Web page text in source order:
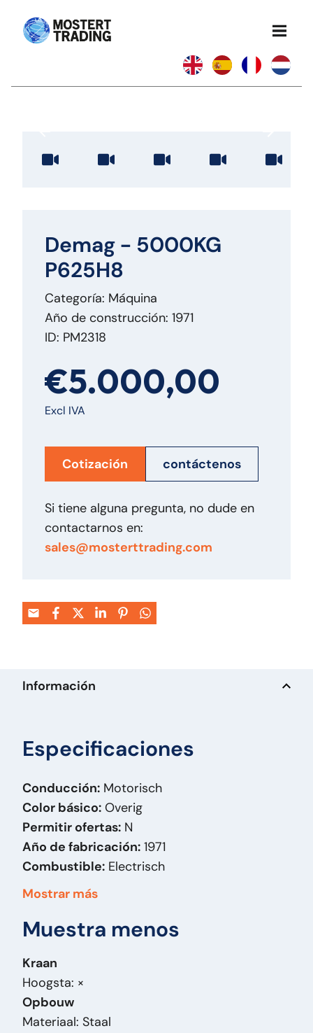
Demag - 5000KG
P625H8
Categoría: Máquina
Año de construcción: 1971
ID: PM2318
€5.000,00
Excl IVA
Cotización contáctenos
Si tiene alguna pregunta, no dude en
contactarnos en:
sales@mosterttrading.com
Información
Especificaciones
Conducción: Motorisch
Color básico: Overig
Permitir ofertas: N
Año de fabricación: 1971
Combustible: Electrisch
Carrocería:Bovenloopkraan
Capacidad de elevación:5.000
Longitud:
Capacidad de carga (kg):
Masa (kg):
Alcance máximo:
Mostrar más
Muestra menos
Kraan
Hoogsta: ×
Opbouw
Materiaal: Staal